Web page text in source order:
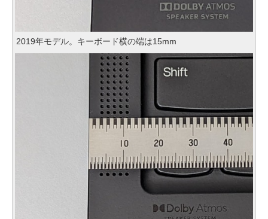
2019年モデル。キーボード横の端は15mm